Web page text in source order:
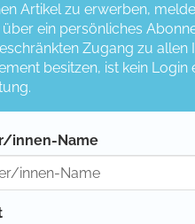
Artikel zu erwerben,
über ein persönliches
Zugang zu allen
besitzen, ist kein
innen-Name